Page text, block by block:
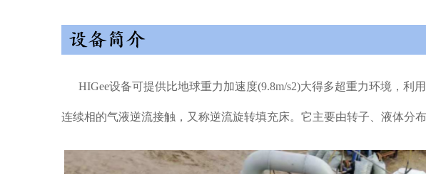
HIGee设备可提供比地球重力加速度(9.8m/s2)大得多超重力环境，利
连续相的气液逆流接触，又称逆流旋转填充床。它主要由转子、液体分